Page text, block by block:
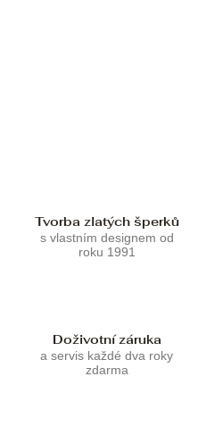
Tvorba zlatých šperků
s vlastním designem od
roku 1991
Doživotní záruka
a servis každé dva roky
zdarma